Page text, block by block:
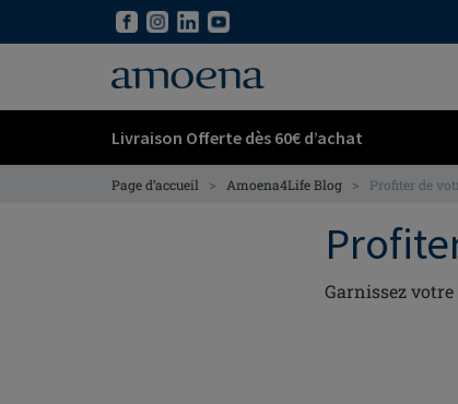
Livraison Offerte dès 60€ d’achat
Page d’accueil > Amoena4Life Blog > Profiter de
Garnissez